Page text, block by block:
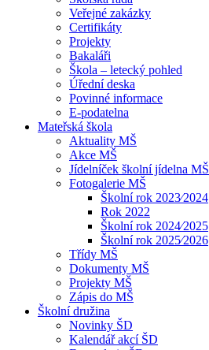
Veřejné zakázky
Certifikáty
Projekty
Bakaláři
Škola – letecký pohled
Úřední deska
Povinné informace
E-podatelna
Mateřská škola
Aktuality MŠ
Akce MŠ
Jídelníček školní jídelna MŠ
Fotogalerie MŠ
Školní rok 2023⁄2024
Rok 2022
Školní rok 2024⁄2025
Školní rok 2025⁄2026
Třídy MŠ
Dokumenty MŠ
Projekty MŠ
Zápis do MŠ
Školní družina
Novinky ŠD
Kalendář akcí ŠD